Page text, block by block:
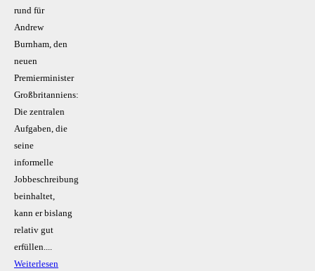
rund für
Andrew
Burnham, den
neuen
Premierminister
Großbritanniens:
Die zentralen
Aufgaben, die
seine
informelle
Jobbeschreibung
beinhaltet,
kann er bislang
relativ gut
erfüllen....
Weiterlesen